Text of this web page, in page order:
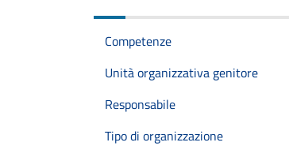
Competenze
Unità organizzativa genitore
Responsabile
Tipo di organizzazione